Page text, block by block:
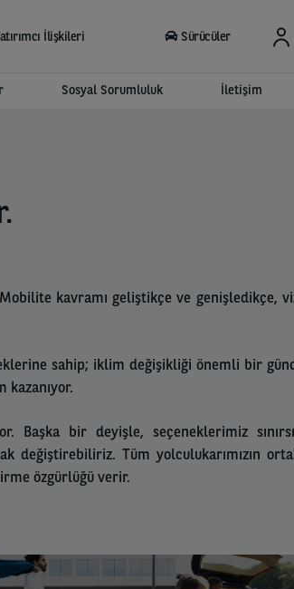
İlişkileri Sürücüler
Sosyal Sorumluluk İletişim
kavramı geliştikçe ve genişledikçe,
sahip; iklim değişikliği önemli bir
kazanıyor.
Başka bir deyişle, seçeneklerimiz
değiştirebiliriz. Tüm yolculukarımızın
özgürlüğü verir.